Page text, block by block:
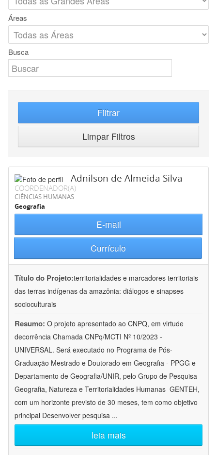
Áreas
Busca
Filtrar
Limpar Filtros
Adnilson de Almeida Silva
COORDENADOR(A)
CIÊNCIAS HUMANAS
Geografia
E-mail
Currículo
Título do Projeto:territorialidades e marcadores territoriais
das terras indígenas da amazônia: diálogos e sinapses
socioculturais
Resumo: O projeto apresentado ao CNPQ, em virtude
decorrência Chamada CNPq/MCTI Nº 10/2023 -
UNIVERSAL. Será executado no Programa de Pós-
Graduação Mestrado e Doutorado em Geografia - PPGG e
Departamento de Geografia/UNIR, pelo Grupo de Pesquisa
Geografia, Natureza e Territorialidades Humanas  GENTEH,
com um horizonte previsto de 30 meses, tem como objetivo
principal Desenvolver pesquisa ...
leia mais